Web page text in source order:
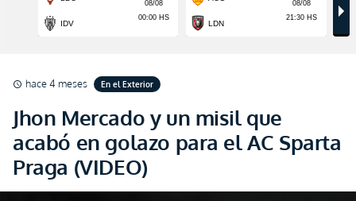
schedule hace 4 meses En el Exterior
Jhon Mercado y un misil que
acabó en golazo para el AC Sparta
Praga (VIDEO)